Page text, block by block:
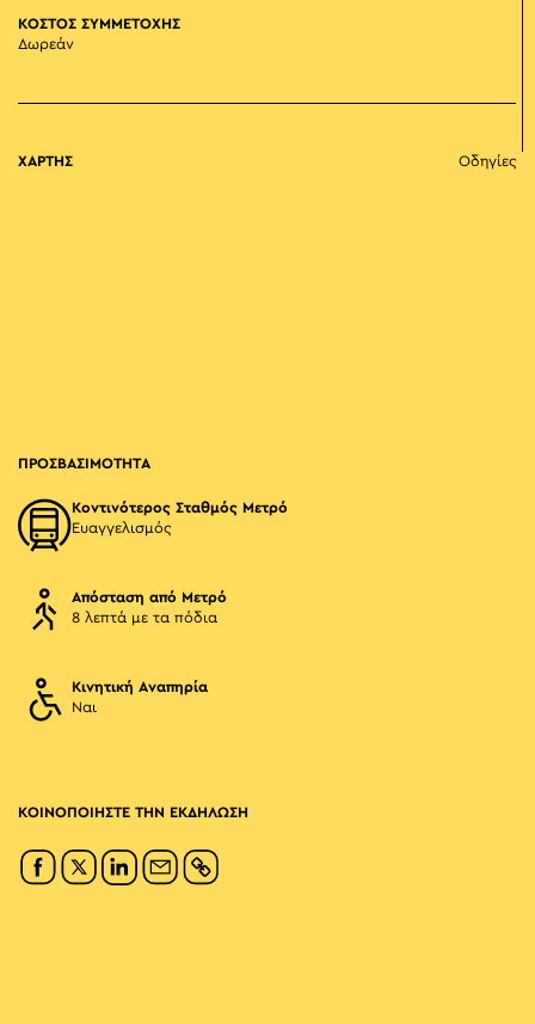
ΚΟΣΤΟΣ ΣΥΜΜΕΤΟΧΗΣ
Δωρεάν
ΧΑΡΤΗΣ Οδηγίες
ΠΡΟΣΒΑΣΙΜΟΤΗΤΑ
Κοντινότερος Σταθμός Μετρό
Ευαγγελισμός
Απόσταση από Μετρό
8 λεπτά με τα πόδια
Κινητική Αναπηρία
Ναι
ΚΟΙΝΟΠΟΙΗΣΤΕ ΤΗΝ ΕΚΔΗΛΩΣΗ